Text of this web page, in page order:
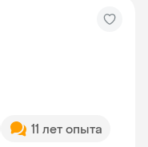
11 лет опыта